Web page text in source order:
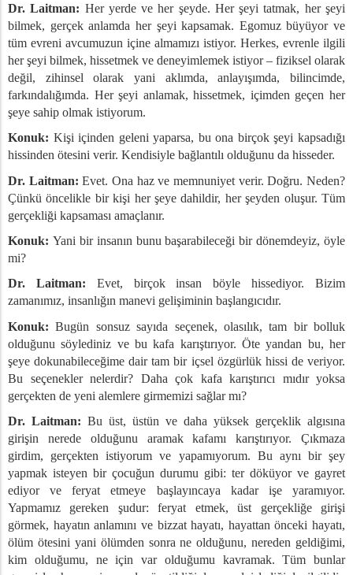
Arasındaki İlişkiler
Hayatlarımızdaki Etkisi
Gücü
Ayırma
Kabala Arasındaki Fark
Geleni Yapmak
Sevgi
İhtiyacı
Toplum Arasındaki İlişki
Barış Anlaşmaları
Eğitim
Öz Saygısı
Gayrimeşrulaştırılması
Gelen Destek
ve Yaşam
Deneyimler
HAYAT SÖYLEŞİLERİ
Dr. Laitman: Her yerde ve her şeyde. Her şeyi tatmak, her şeyi
bilmek, gerçek anlamda her şeyi kapsamak. Egomuz büyüyor ve
tüm evreni avcumuzun içine almamızı istiyor. Herkes, evrenle ilgili
her şeyi bilmek, hissetmek ve deneyimlemek istiyor – fiziksel olarak
değil, zihinsel olarak yani aklımda, anlayışımda, bilincimde,
farkındalığımda. Her şeyi anlamak, hissetmek, içimden geçen her
şeye sahip olmak istiyorum.
Konuk: Kişi içinden geleni yaparsa, bu ona birçok şeyi kapsadığı
hissinden ötesini verir. Kendisiyle bağlantılı olduğunu da hisseder.
Dr. Laitman: Evet. Ona haz ve memnuniyet verir. Doğru. Neden?
Çünkü öncelikle bir kişi her şeye dahildir, her şeyden oluşur. Tüm
gerçekliği kapsaması amaçlanır.
Konuk: Yani bir insanın bunu başarabileceği bir dönemdeyiz, öyle
mi?
Dr. Laitman: Evet, birçok insan böyle hissediyor. Bizim
zamanımız, insanlığın manevi gelişiminin başlangıcıdır.
Konuk: Bugün sonsuz sayıda seçenek, olasılık, tam bir bolluk
olduğunu söylediniz ve bu kafa karıştırıyor. Öte yandan bu, her
şeye dokunabileceğime dair tam bir içsel özgürlük hissi de veriyor.
Bu seçenekler nelerdir? Daha çok kafa karıştırıcı mıdır yoksa
gerçekten de yeni alemlere girmemizi sağlar mı?
Dr. Laitman: Bu üst, üstün ve daha yüksek gerçeklik algısına
girişin nerede olduğunu aramak kafamı karıştırıyor. Çıkmaza
girdim, gerçekten istiyorum ve yapamıyorum. Bu aynı bir şey
yapmak isteyen bir çocuğun durumu gibi: ter döküyor ve gayret
ediyor ve feryat etmeye başlayıncaya kadar işe yaramıyor.
Yapmamız gereken şudur: feryat etmek, üst gerçekliğe girişi
görmek, hayatın anlamını ve bizzat hayatı, hayattan önceki hayatı,
ölüm ötesini yani ölümden sonra ne olduğunu, nereden geldiğimi,
kim olduğumu, ne için var olduğumu kavramak. Tüm bunlar